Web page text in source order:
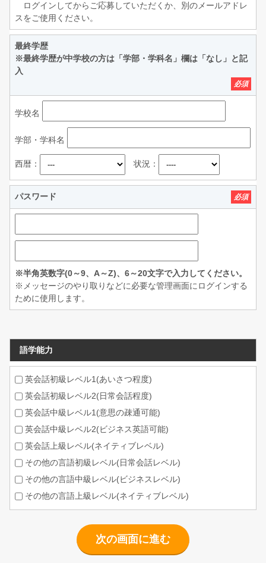
ログインしてからご応募していただくか、別のメールアドレ
スをご使用ください。
最終学歴
※最終学歴が中学校の方は「学部・学科名」欄は「なし」と記
入
必須
学校名
学部・学科名
西暦： 状況：
パスワード 必須
※半角英数字(0～9、A～Z)、6～20文字で入力してください。
※メッセージのやり取りなどに必要な管理画面にログインする
ために使用します。
語学能力
英会話初級レベル1(あいさつ程度)
英会話初級レベル2(日常会話程度)
英会話中級レベル1(意思の疎通可能)
英会話中級レベル2(ビジネス英語可能)
英会話上級レベル(ネイティブレベル)
その他の言語初級レベル(日常会話レベル)
その他の言語中級レベル(ビジネスレベル)
その他の言語上級レベル(ネイティブレベル)
次の画面に進む